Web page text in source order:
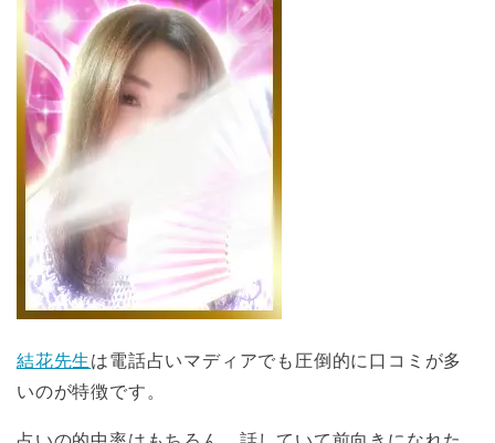
結花先生は電話占いマディアでも圧倒的に口コミが多
いのが特徴です。